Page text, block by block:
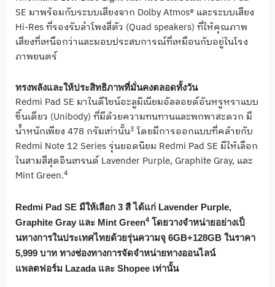
SE มาพร้อมกับระบบเสียงจาก Dolby Atmos® และระบบเสียง
Hi-Resที่รองรับลำโพงสี่ตัว (Quad speakers) ที่ให้คุณภาพ
เสียงที่เหนือกว่าและมอบประสบการณ์ที่เหมือนกับอยู่ในโรง
ภาพยนตร์
ทรงพลังและให้ประสิทธิภาพที่มั่นคงตลอดทั้งวัน
Redmi Pad SE มาในดีไซน์อะลูมิเนียมอัลลอยด์อันหรูหราแบบ
ชิ้นเดียว (Unibody) ที่มีด้วยความทนทานและพกพาสะดวก มี
น้ำหนักเพียง 478 กรัมเท่านั้น3 โดยมีการออกแบบที่คล้ายกับ
Redmi Note 12 Series รุ่นยอดนิยม Redmi Pad SE มีให้เลือก
ในสามสีสุดอินเทรนด์Lavender Purple, Graphite Gray, และ
Mint Green.4
Redmi Pad SE มีให้เลือก 3 สี ได้แก่ Lavender Purple,
Graphite Gray และ Mint Green4 โดยวางจำหน่ายอย่างเป็
นทางการในประเทศไทยด้วยรุ่นความจุ 6GB+128GB ในราคา
5,999 บาท ทางช่องทางการจัดจำหน่ายทางออนไลน์
แพลตฟอร์ม Lazada และ Shopee เท่านั้น